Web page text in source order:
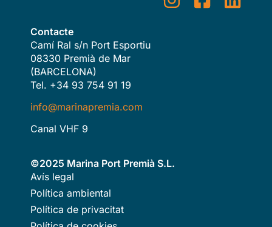
Contacte
Camí Ral s/n Port Esportiu
08330 Premià de Mar
(BARCELONA)
Tel. +34 93 754 91 19
info@marinapremia.com
Canal VHF 9
©2025 Marina Port Premià S.L.
Avís legal
Política ambiental
Política de privacitat